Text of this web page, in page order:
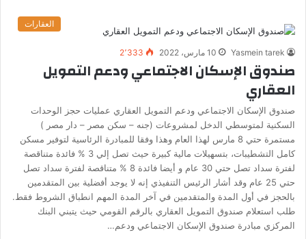
العقارات
Yasmein tarek 10 مارس، 2022 2٬333
صندوق الإسكان الاجتماعي ودعم التمويل
العقاري
صندوق الإسكان الاجتماعي ودعم التمويل العقاري عمليات حجز الوحدات
السكنية لمتوسطي الدخل لمشروعات (جنه – سكن مصر – دار مصر )
مستمرة حتي 8 مارس لهذا العام وهذا وفقا للمبادرة الرئاسية لتوفير مسكن
كامل التشطيبات، بتسهيلات مالية كبيرة حيث تصل إلي 3 % فائدة متناقصة
لفترة سداد تصل حتي 30 عام و أيضا فائدة 8 % متناقصة لفترة سداد تصل
حتي 25 عام وقد أشار الرئيس التنفيذي إنه لا يوجد أفضلية بين المتقدمين
بالحجز في أول المدة والمتقدمين في آخر المدة المهم انطباق الشروط فقط.
طلب استعلام صندوق التمويل العقاري بالرقم القومي حيث يتبني البنك
المركزي مبادرة صندوق الإسكان الاجتماعي ودعم…